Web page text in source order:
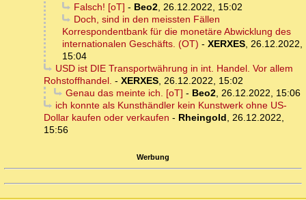
Falsch! [oT] - Beo2, 26.12.2022, 15:02
Doch, sind in den meissten Fällen
Korrespondentbank für die monetäre Abwicklung des
internationalen Geschäfts. (OT) - XERXES, 26.12.2022,
15:04
USD ist DIE Transportwährung in int. Handel. Vor allem
Rohstoffhandel. - XERXES, 26.12.2022, 15:02
Genau das meinte ich. [oT] - Beo2, 26.12.2022, 15:06
ich konnte als Kunsthändler kein Kunstwerk ohne US-
Dollar kaufen oder verkaufen - Rheingold, 26.12.2022,
15:56
Werbung